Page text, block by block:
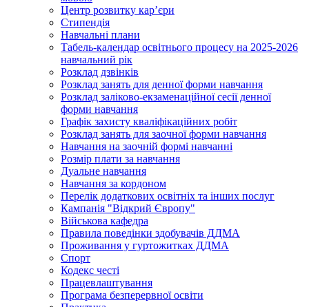
Центр розвитку кар’єри
Стипендія
Навчальні плани
Табель-календар освітнього процесу на 2025-2026
навчальний рік
Розклад дзвінків
Розклад занять для денної форми навчання
Розклад заліково-екзаменаційної сесії денної
форми навчання
Графік захисту кваліфікаційних робіт
Розклад занять для заочної форми навчання
Навчання на заочній формі навчанні
Розмір плати за навчання
Дуальне навчання
Навчання за кордоном
Перелік додаткових освітніх та інших послуг
Кампанія "Відкрий Європу"
Військова кафедра
Правила поведінки здобувачів ДДМА
Проживання у гуртожитках ДДМА
Спорт
Кодекс честі
Працевлаштування
Програма безперервної освіти